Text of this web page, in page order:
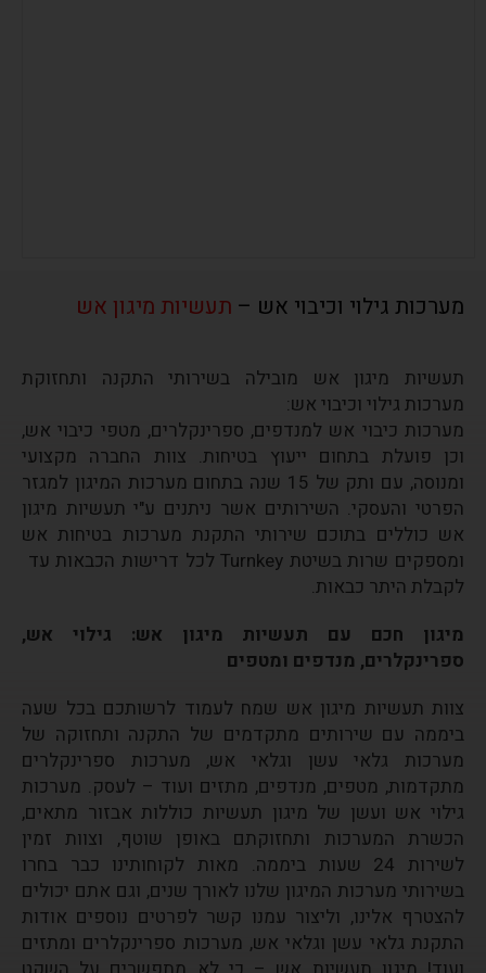
מערכות גילוי וכיבוי אש – תעשיות מיגון אש
תעשיות מיגון אש מובילה בשירותי התקנה ותחזוקת
מערכות גילוי וכיבוי אש:
מערכות כיבוי אש למנדפים, ספרינקלרים, מטפי כיבוי אש,
וכן פועלת בתחום ייעוץ בטיחות. צוות החברה מקצועי
ומנוסה, עם ותק של 15 שנה בתחום מערכות המיגון למגזר
הפרטי והעסקי. השירותים אשר ניתנים ע"י תעשיות מיגון
אש כוללים בתוכם שירותי התקנת מערכות בטיחות אש
ומספקים שרות בשיטת Turnkey לכל דרישות הכבאות עד
לקבלת היתר כבאות.
מיגון חכם עם תעשיות מיגון אש: גילוי אש,
ספרינקלרים, מנדפים ומטפים
צוות תעשיות מיגון אש שמח לעמוד לרשותכם בכל שעה
ביממה עם שירותים מתקדמים של התקנה ותחזוקה של
מערכות גלאי עשן וגלאי אש, מערכות ספרינקלרים
מתקדמות, מטפים, מנדפים, מתזים ועוד – לעסק. מערכות
גילוי אש ועשן של מיגון תעשיות כוללות אבזור מתאים,
הכשרת המערכות ותחזוקתם באופן שוטף, וצוות זמין
לשירות 24 שעות ביממה. מאות לקוחותינו כבר בחרו
בשירותי מערכות המיגון שלנו לאורך שנים, וגם אתם יכולים
להצטרף אלינו, וליצור עמנו קשר לפרטים נוספים אודות
התקנת גלאי עשן וגלאי אש, מערכות ספרינקלרים ומתזים